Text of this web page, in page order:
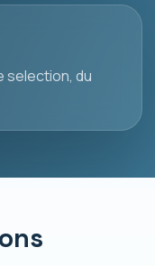
selection, du